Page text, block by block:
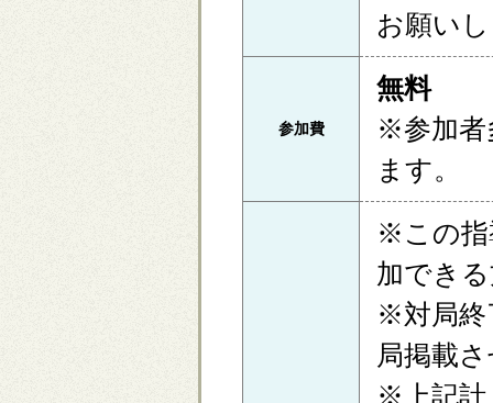
お願い
参加費
無料
※参加者
ます。
※この指
加でき
※対局終
局掲載
※上記計